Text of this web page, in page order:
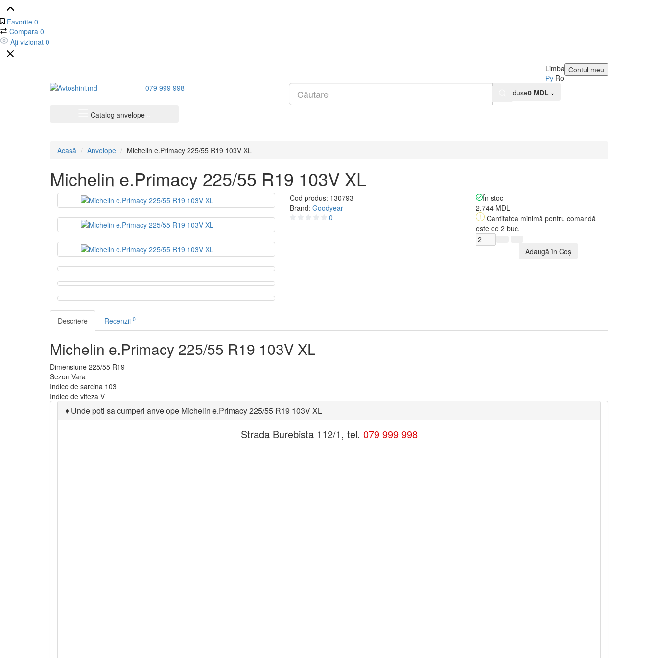
Favorite 0
Compara 0
Ați vizionat 0
Contul meu
Limba
Ру Ro
079 999 998
Produse0 MDL
Catalog anvelope
Acasă Anvelope Michelin e.Primacy 225/55 R19 103V XL
Michelin e.Primacy 225/55 R19 103V XL
Cod produs: 130793
Brand: Goodyear
0
În stoc
2.744 MDL
Cantitatea minimă pentru comandă
este de 2 buc.
Adaugă în Coş
Descriere Recenzii 0
Michelin e.Primacy 225/55 R19 103V XL
Dimensiune 225/55 R19
Sezon Vara
Indice de sarcina 103
Indice de viteza V
♦ Unde poti sa cumperi anvelope Michelin e.Primacy 225/55 R19 103V XL
Strada Burebista 112/1, tel. 079 999 998